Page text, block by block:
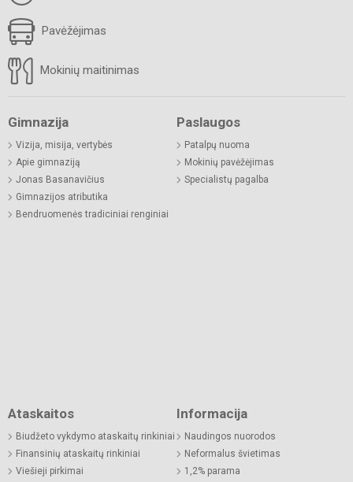
Pavėžėjimas
Mokinių maitinimas
Gimnazija
Vizija, misija, vertybės
Apie gimnaziją
Jonas Basanavičius
Gimnazijos atributika
Bendruomenės tradiciniai renginiai
Paslaugos
Patalpų nuoma
Mokinių pavėžėjimas
Specialistų pagalba
Ataskaitos
Biudžeto vykdymo ataskaitų rinkiniai
Finansinių ataskaitų rinkiniai
Viešieji pirkimai
Informacija
Naudingos nuorodos
Neformalus švietimas
1,2% parama